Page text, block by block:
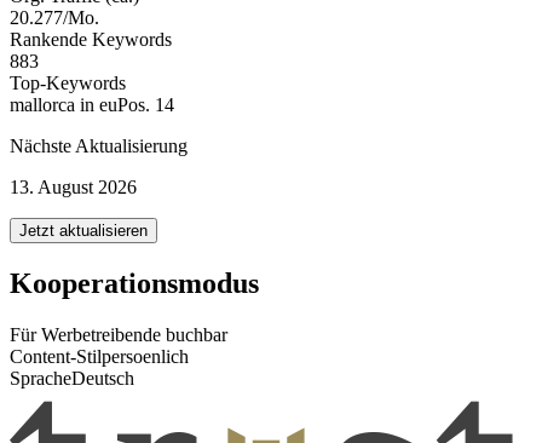
20.277/Mo.
Rankende Keywords
883
Top-Keywords
mallorca in euPos. 14
Nächste Aktualisierung
13. August 2026
Jetzt aktualisieren
Kooperationsmodus
Für Werbetreibende buchbar
Content-Stilpersoenlich
SpracheDeutsch